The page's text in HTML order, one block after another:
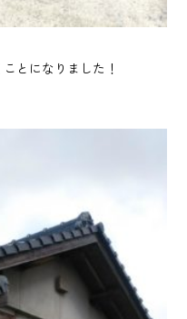
とになりました！